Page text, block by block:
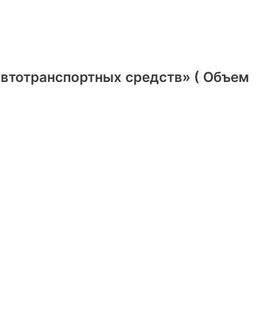
средств» ( Объем